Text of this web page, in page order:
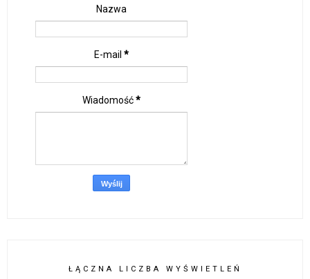
Nazwa
E-mail *
Wiadomość*
ŁĄCZNA LICZBA WYŚWIETLEŃ